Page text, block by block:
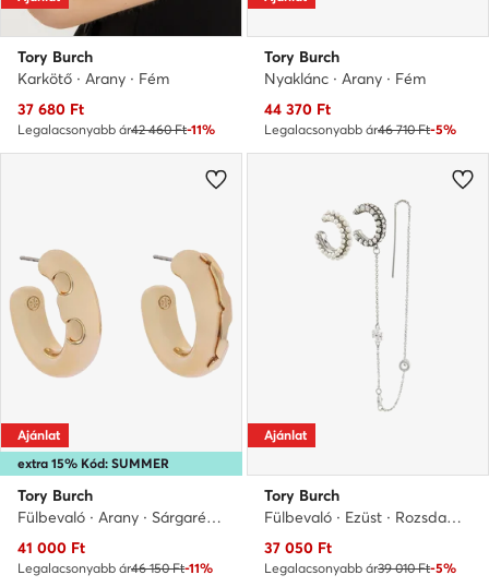
Tory Burch
Karkötő · Arany · Fém
Aktuális ár
37 680 Ft
Legalacsonyabb ár42 460 Ft-11%
Tory Burch
Nyaklánc · Arany · Fém
Aktuális ár
44 370 Ft
Legalacsonyabb ár46 710 Ft-5%
extra 15% Kód: SUMMER
Ajánlat
Tory Burch
Fülbevaló · Arany · Sárgaréz bevonat
Aktuális ár
41 000 Ft
Legalacsonyabb ár46 150 Ft-11%
Ajánlat
Tory Burch
Fülbevaló · Ezüst · Rozsdamentes acél
Aktuális ár
37 050 Ft
Legalacsonyabb ár39 010 Ft-5%